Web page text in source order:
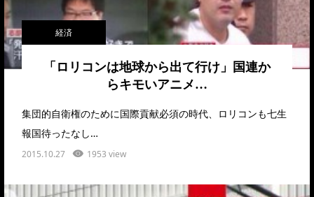
経済
「ロリコンは地球から出て行け」国連か
らキモいアニメ…
集団的自衛権のために国際貢献必須の時代、ロリコンも七生
報国待ったなし…
2015.10.27 1953 view